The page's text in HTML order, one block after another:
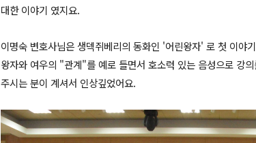
대한 이야기 였지요.
이명숙 변호사님은 생덱쥐베리의 동화인 '어린왕자' 로 첫 이야
왕자와 여우의 "관계"를 예로 들면서 호소력 있는 음성으로 강
주시는 분이 계셔서 인상깊었어요.